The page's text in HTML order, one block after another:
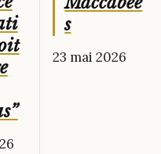
s
23 mai 2026